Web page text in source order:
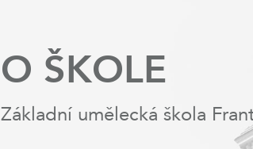
O ŠKOLE
Základní umělecká škola